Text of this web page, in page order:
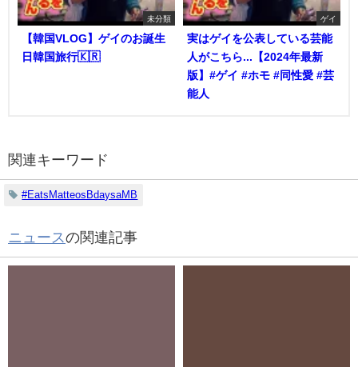
未分類
【韓国VLOG】ゲイのお誕生
日韓国旅行🇰🇷
ゲイ
実はゲイを公表している芸能
人がこちら...【2024年最新
版】#ゲイ #ホモ #同性愛 #芸
能人
関連キーワード
#EatsMatteosBdaysaMB
ニュースの関連記事